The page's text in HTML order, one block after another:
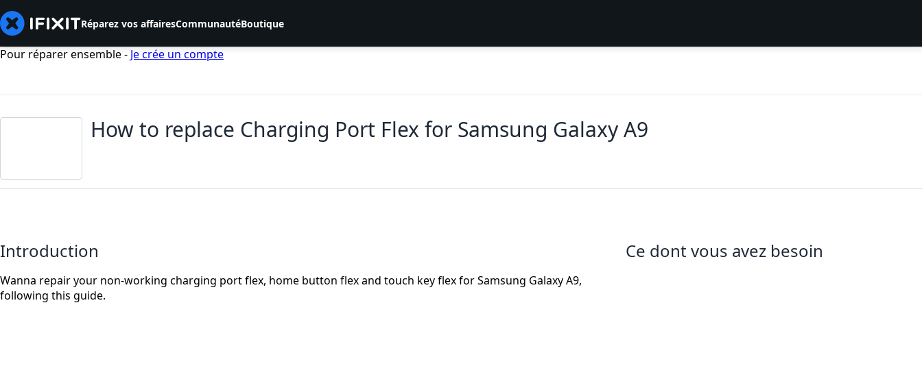
Réparez vos affairesCommunautéBoutique
Pour réparer ensemble - Je crée un compte
How to replace Charging Port Flex for Samsung Galaxy A9
Introduction
Wanna repair your non-working charging port flex, home button flex and touch key flex for Samsung Galaxy A9,
following this guide.
Ce dont vous avez besoin